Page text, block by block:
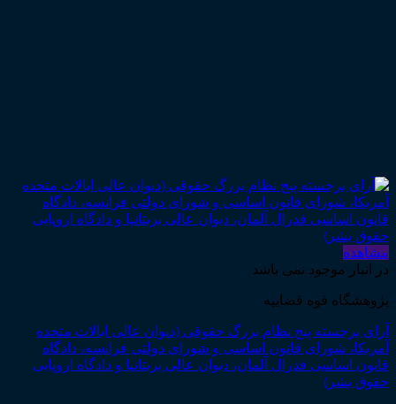
مشاهده
در انبار موجود نمی باشد
پژوهشگاه قوه قضاییه
آرای برجسته پنج نظام بزرگ حقوقی (دیوان عالی ایالات متحده
آمریکا، شورای قانون اساسی و شورای دولتی فرانسه، دادگاه
قانون اساسی فدرال آلمان، دیوان عالی بریتانیا و دادگاه اروپایی
حقوق بشر)